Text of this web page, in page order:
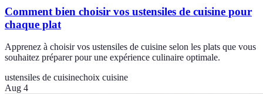
Comment bien choisir vos ustensiles de cuisine pour
chaque plat
Apprenez à choisir vos ustensiles de cuisine selon les plats que vous
souhaitez préparer pour une expérience culinaire optimale.
ustensiles de cuisinechoix cuisine
Aug 4